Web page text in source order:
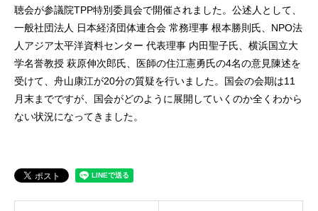
聴会が参議院TPP特別委員会で開催されました。公述人として、
一般社団法人 日本経済団体連合会 常務理事 根本勝則氏、NPO法
人アジア太平洋資料センター 代表理事 内田聖子氏、横浜国立大
学名誉教授 萩原伸次郎氏、医師の住江憲勇氏の4名の意見陳述を
受けて、舟山康江が20分の質疑を行いました。国会の会期は11
月末までですが、国会がどのように展開していくのか全くわから
ない状況になってきました。